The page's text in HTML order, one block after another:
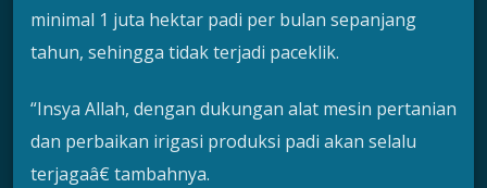
minimal 1 juta hektar padi per bulan sepanjang
tahun, sehingga tidak terjadi paceklik.
“Insya Allah, dengan dukungan alat mesin pertanian
dan perbaikan irigasi produksi padi akan selalu
terjagaâ€ tambahnya.